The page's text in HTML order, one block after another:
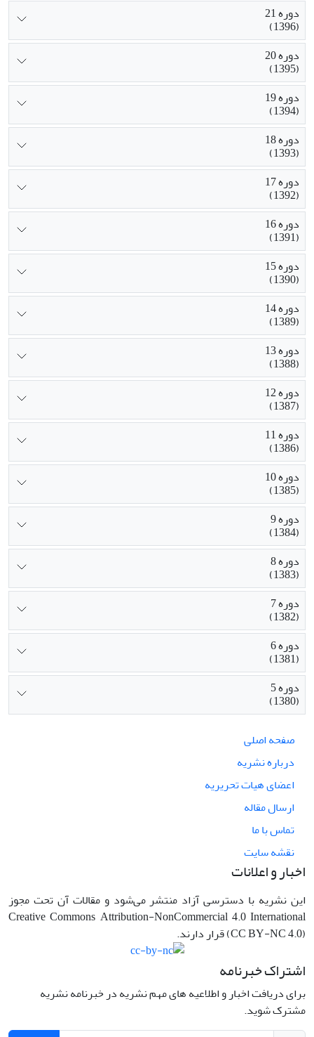
دوره 21
(1396)
دوره 20
(1395)
دوره 19
(1394)
دوره 18
(1393)
دوره 17
(1392)
دوره 16
(1391)
دوره 15
(1390)
دوره 14
(1389)
دوره 13
(1388)
دوره 12
(1387)
دوره 11
(1386)
دوره 10
(1385)
دوره 9
(1384)
دوره 8
(1383)
دوره 7
(1382)
دوره 6
(1381)
دوره 5
(1380)
صفحه اصلی
درباره نشریه
اعضای هیات تحریریه
ارسال مقاله
تماس با ما
نقشه سایت
اخبار و اعلانات
این نشریه با دسترسی آزاد منتشر می‌شود و مقالات آن تحت مجوز
Creative Commons Attribution-NonCommercial 4.0 International
(CC BY-NC 4.0) قرار دارند.
اشتراک خبرنامه
برای دریافت اخبار و اطلاعیه های مهم نشریه در خبرنامه نشریه
مشترک شوید.